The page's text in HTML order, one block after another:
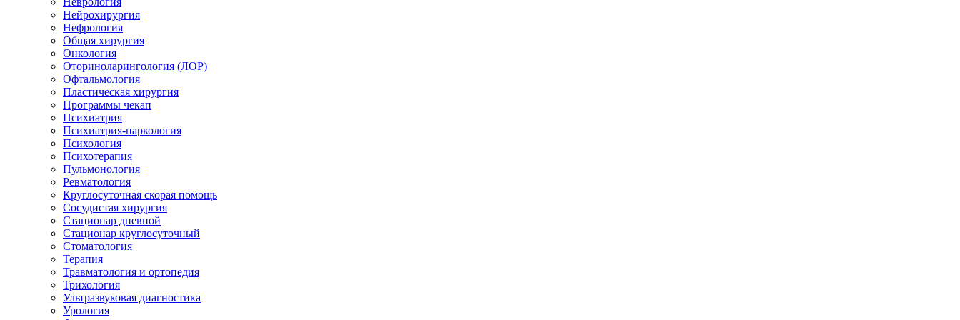
Нейрохирургия
Нефрология
Общая хирургия
Онкология
Оториноларингология (ЛОР)
Офтальмология
Пластическая хирургия
Программы чекап
Психиатрия
Психиатрия-наркология
Психология
Психотерапия
Пульмонология
Ревматология
Круглосуточная скорая помощь
Сосудистая хирургия
Стационар дневной
Стационар круглосуточный
Стоматология
Терапия
Травматология и ортопедия
Трихология
Ультразвуковая диагностика
Урология